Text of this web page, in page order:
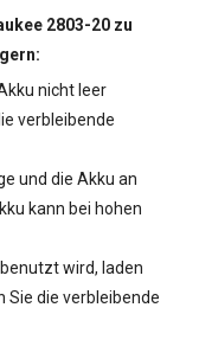
2803-20 zu
nicht leer
verbleibende
und die Akku an
kann bei hohen
wird, laden
Sie die verbleibende